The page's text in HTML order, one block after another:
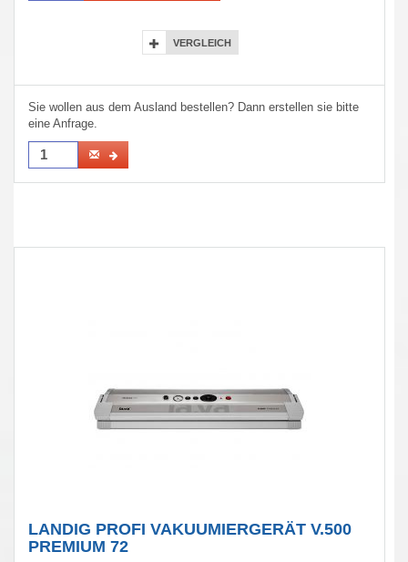
VERGLEICH
Sie wollen aus dem Ausland bestellen? Dann erstellen sie bitte
eine Anfrage.
LANDIG PROFI VAKUUMIERGERÄT V.500
PREMIUM 72